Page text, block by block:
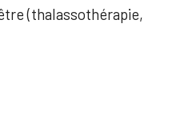
(thalassothérapie,